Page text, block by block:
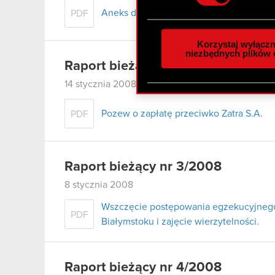
Wykorzystujemy pliki
społecznościowym,
otrzymanymi od Ciebie
zgadasz się na używanie
Korzystaj
niezbędnych plików
PDF Aneks do umowy strategicznej
Raport bieżący nr 5/2008
14 stycznia 2008
PDF Pozew o zapłatę przeciwko Zatra S.A.
Raport bieżący nr 3/2008
8 stycznia 2008
PDF
Wszczęcie postępowania
Białymstoku i zajęcie wierzytelności.
Raport bieżący nr 4/2008